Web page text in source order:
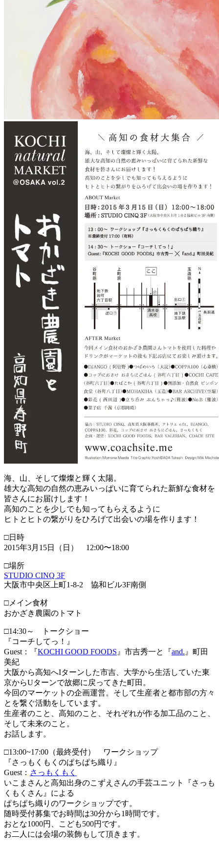
海、山、そして燦燦と輝く太陽。
雄大な高知の自然の恵みいっぱいに育てられた新鮮な食材を
皆さんにお届けします！
高知のことを少しでも知ってもらえるように
ヒトとヒトの繋がりをひろげて出会いの場を作ります！
□日時
2015年3月15日（日） 12:00〜18:00
□場所
STUDIO CINQ 3F
大阪市中央区上町1-8-2 協和ビル3F南側
□メイン食材
おかざき農園のトマト
□14:30～ トークショー
『コーチしてっ！』
Guest：『KOCHI GOOD FOODS 』市吉秀一と『and. 』町田
美紀
大阪から高知へIターンした市吉、大学から生活していた東
京からUターンで故郷に戻ってきた町田。
今回のマーケットの企画運営。そして生産者と都市部の方々
とを繋ぐ活動をしています。
生産者のこと、高知のこと、それぞれが作る加工品のこと、
そして未来のこと。
お話します。
□13:00~17:00（最終受付） ワークショップ
『さっもくもくのぱちぱち織り』
Guest： さっもくもく
いこまさんと高知出身のこずえさんの手芸ユニット『さっも
くもくさん』による
ぱちぱち織りのワークショップです。
随時受付募集でお時間は30分から1時間です。
おとな1000円、こども500円です。
お二人には会場の装飾もして頂きます。